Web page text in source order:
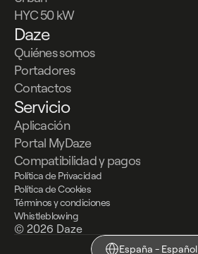
HYC 50 kW
Daze
Quiénes somos
Portadores
Contactos
Servicio
Aplicación
Portal MyDaze
Compatibilidad y pagos
© 2026 Daze
Política de Privacidad
Política de Cookies
Términos y condiciones
Whistleblowing
España - Español